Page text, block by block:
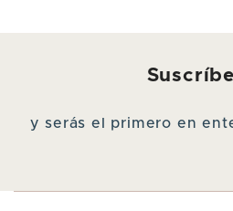
y serás el primero en